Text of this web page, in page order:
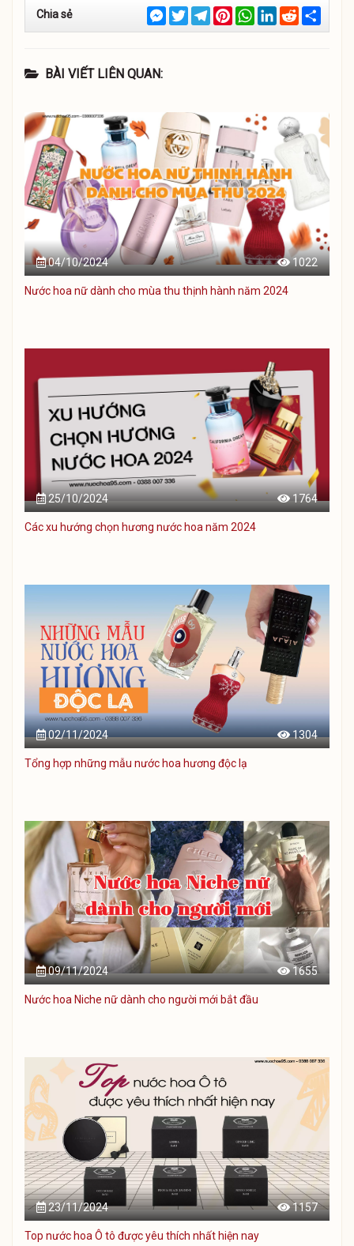
Chia sẻ Messenger
TwitterTelegramPinterestWhatsApp
LinkedInReddit
BÀI VIẾT LIÊN QUAN:
04/10/2024 1022
Nước hoa nữ dành cho mùa thu thịnh hành năm 2024
25/10/2024 1764
Các xu hướng chọn hương nước hoa năm 2024
02/11/2024 1304
Tổng hợp những mẫu nước hoa hương độc lạ
09/11/2024 1655
Nước hoa Niche nữ dành cho người mới bắt đầu
23/11/2024 1157
Top nước hoa Ô tô được yêu thích nhất hiện nay